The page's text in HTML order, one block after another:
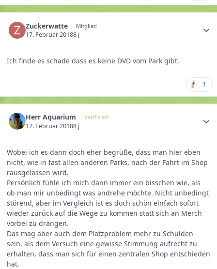
Zuckerwatte Mitglied
17. Februar 20188 j
Ich finde es schade dass es keine DVD vom Park gibt.
1
Herr Aquarium Verifiziert
17. Februar 20188 j
Wobei ich es dann doch eher begrüße, dass man hier eben
nicht, wie in fast allen anderen Parks, nach der Fahrt im Shop
rausgelassen wird.
Persönlich fühle ich mich dann immer ein bisschen wie, als
ob man mir unbedingt was andrehe möchte. Nicht unbedingt
störend, aber im Vergleich ist es doch schön einfach sofort
wieder zurück auf die Wege zu kommen statt sich an Merch
vorbei zu drängen.
Das mag aber auch dem Platzproblem mehr zu Schulden
sein, als dem Versuch eine gewisse Stimmung aufrecht zu
erhalten, dass man sich für einen zentralen Shop entschieden
hat.